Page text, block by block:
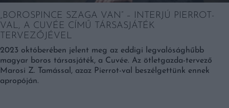
„BOROSPINCE SZAGA VAN” – INTERJÚ PIERROT-
VAL, A CUVÉE CÍMŰ TÁRSASJÁTÉK
TERVEZŐJÉVEL
2023 októberében jelent meg az eddigi legvalósághűbb
magyar boros társasjáték, a Cuvée. Az ötletgazda-tervező
Marosi Z. Tamással, azaz Pierrot-val beszélgettünk ennek
apropóján.